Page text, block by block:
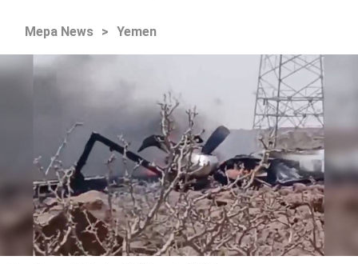
Mepa News > Yemen